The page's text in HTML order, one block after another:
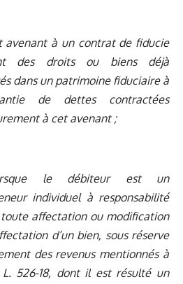
avenant à un contrat de fiducie
des droits ou biens déjà
dans un patrimoine fiduciaire à
de dettes contractées
à cet avenant ;
le débiteur est un
individuel à responsabilité
affectation ou modification
d’un bien, sous réserve
des revenus mentionnés à
L. 526-18, dont il est résulté un